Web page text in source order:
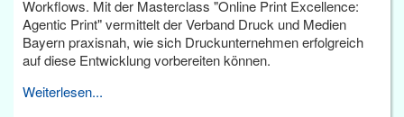
Workflows. Mit der Masterclass "Online Print Excellence:
Agentic Print" vermittelt der Verband Druck und Medien
Bayern praxisnah, wie sich Druckunternehmen erfolgreich
auf diese Entwicklung vorbereiten können.
Weiterlesen...